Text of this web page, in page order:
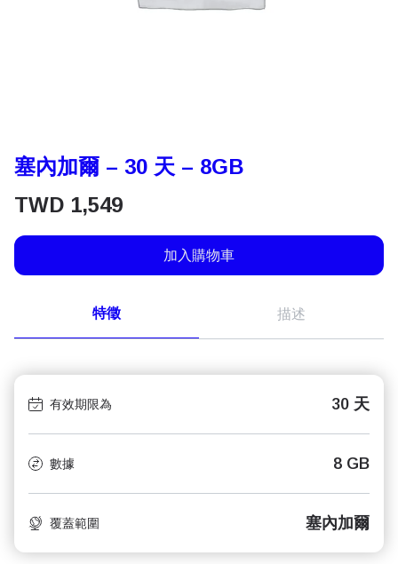
塞內加爾 – 30 天 – 8GB
TWD 1,549
加入購物車
特徵 描述
有效期限為 30 天
數據 8 GB
覆蓋範圍 塞內加爾